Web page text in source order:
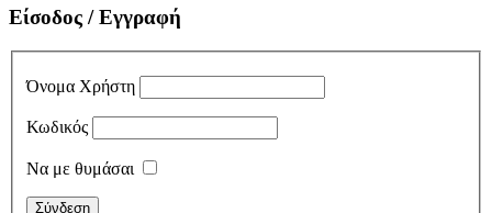
Είσοδος / Εγγραφή
Όνομα Χρήστη
Κωδικός
Να με θυμάσαι